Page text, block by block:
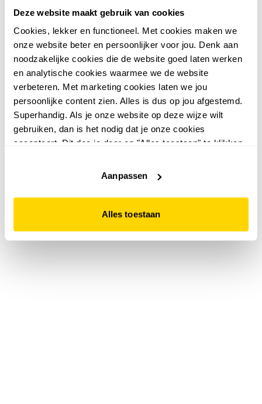
Deze website maakt gebruik van cookies
Cookies, lekker en functioneel. Met cookies maken we
onze website beter en persoonlijker voor jou. Denk aan
noodzakelijke cookies die de website goed laten werken
en analytische cookies waarmee we de website
verbeteren. Met marketing cookies laten we jou
persoonlijke content zien. Alles is dus op jou afgestemd.
Superhandig. Als je onze website op deze wijze wilt
gebruiken, dan is het nodig dat je onze cookies
accepteert. Dit doe je door op "Alles toestaan" te klikken.
website niet optimaal functioneert.
Aanpassen
Alles toestaan